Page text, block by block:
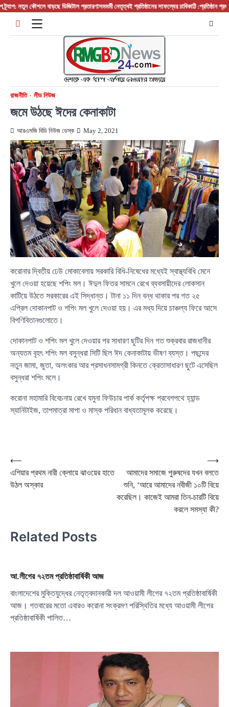
Skip
নতুন কৌশলে বাড়ছে ডিজিটাল প্রতারণাসমমর্মী নেতৃত্বই প্রতিষ্ঠানের সাফল্যের চাবিকাঠি :প্রতিষ্ঠান প্রধান/
রাজনীতি লীড নিউজ
জমে উঠছে ঈদের কেনাকাটা
আরএমজি বিডি নিউজ ডেস্ক May 2, 2021
করোনার দ্বিতীয় ঢেউ মোকাবেলায় সরকারি বিধি-নিষেধের মধ্যেই স্বাস্থ্যবিধি মেনে
খুলে দেওয়া হয়েছে শপিং মল। ঈদুল ফিতর সামনে রেখে ব্যবসায়ীদের লোকসান
কাটিয়ে উঠতে সরকারের এই সিদ্ধান্ত। টানা ১১ দিন বন্ধ থাকার পর গত ২৫
এপ্রিল দোকানপাট ও শপিং মল খুলে দেওয়া হয়। এর মধ্য দিয়ে চাঞ্চল্য ফিরে আসে
বিপণিবিতানগুলোতে।
দোকানপাট ও শপিং মল খুলে দেওয়ার পর সাধারণ ছুটির দিন গত শুক্রবার রাজধানীর
অন্যতম বৃহৎ শপিং মল বসুন্ধরা সিটি ছিল ঈদ কেনাকাটায় ভীষণ ব্যস্ত। পছন্দের
নতুন জামা, জুতা, অলংকার আর প্রসাধনসামগ্রী কিনতে ক্রেতাসাধারণ ছুটে এসেছিল
বসুন্ধরা শপিং মলে।
করোনা মহামারি বিবেচনায় রেখে যমুনা ফিউচার পার্ক কর্তৃপক্ষ প্রবেশপথে হ্যান্ড
স্যানিটাইজ, তাপমাত্রা মাপা ও মাস্ক পরিধান বাধ্যতামূলক করেছে।
Post
navigation
⟵
এশিয়ার প্রথম নারী ক্লোয়ে ঝাওয়ের হাতে
উঠল অস্কার
আমাদের সমাজে পুরুষদের যখন বলতে
শুনি, ‘আরে আমাদের নবীজী ১০টি বিয়ে
করেছিল। কাজেই আমরা তিন-চারটি বিয়ে
করলে সমস্যা কী?
⟶
Related Posts
আ.লীগের ৭২তম প্রতিষ্ঠাবার্ষিকী আজ
বাংলাদেশের মুক্তিযুদ্ধের নেতৃত্বদানকারী দল আওয়ামী লীগের ৭২তম প্রতিষ্ঠাবার্ষিকী
আজ। গতবারের মতো এবারও করোনা সংক্রমণ পরিস্থিতির মধ্যে আওয়ামী লীগের
প্রতিষ্ঠাবার্ষিকী পালিত…